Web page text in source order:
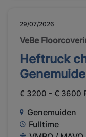
29/07/2026
VeBe
Heftruck
€ 3200 - € 3600
Genemuiden
Fulltime